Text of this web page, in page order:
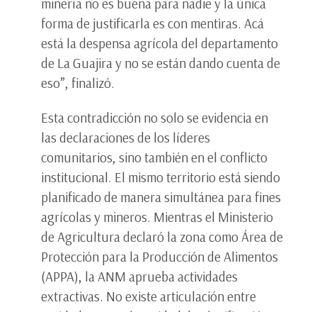
minería no es buena para nadie y la única
forma de justificarla es con mentiras. Acá
está la despensa agrícola del departamento
de La Guajira y no se están dando cuenta de
eso”, finalizó.
Esta contradicción no solo se evidencia en
las declaraciones de los líderes
comunitarios, sino también en el conflicto
institucional. El mismo territorio está siendo
planificado de manera simultánea para fines
agrícolas y mineros. Mientras el Ministerio
de Agricultura declaró la zona como Área de
Protección para la Producción de Alimentos
(APPA), la ANM aprueba actividades
extractivas. No existe articulación entre